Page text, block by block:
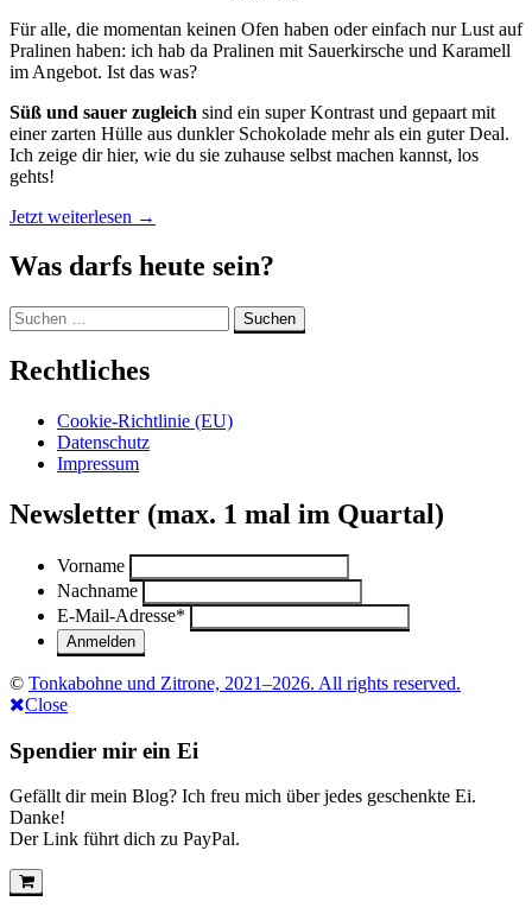
Für alle, die momentan keinen Ofen haben oder einfach nur Lust auf
Pralinen haben: ich hab da Pralinen mit Sauerkirsche und Karamell
im Angebot. Ist das was?
Süß und sauer zugleich sind ein super Kontrast und gepaart mit
einer zarten Hülle aus dunkler Schokolade mehr als ein guter Deal.
Ich zeige dir hier, wie du sie zuhause selbst machen kannst, los
gehts!
Jetzt weiterlesen „Pralinen
Sauerkirsche
und
→
Was darfs heute sein?
Suchen
nach:
Rechtliches
Cookie-Richtlinie (EU)
Datenschutz
Impressum
Newsletter (max. 1 mal im Quartal)
Vorname
Nachname
E-Mail-Adresse*
© Tonkabohne und Zitrone, 2021–2026. All rights reserved.
Close
Spendier mir ein Ei
Gefällt dir mein Blog? Ich freu mich über jedes geschenkte Ei.
Danke!
Der Link führt dich zu PayPal.